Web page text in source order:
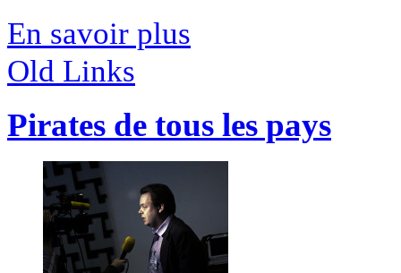
En savoir plus
Old Links
Pirates de tous les pays